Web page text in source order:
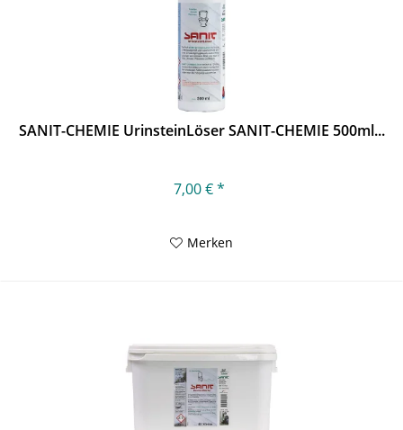
SANIT-CHEMIE UrinsteinLöser SANIT-CHEMIE 500ml...
7,00 € *
Merken